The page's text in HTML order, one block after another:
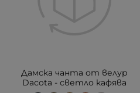
Дамска чанта от велур
Dacota - светло кафява